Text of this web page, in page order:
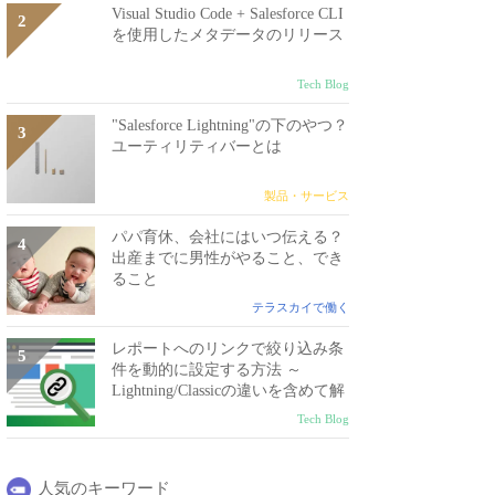
Visual Studio Code + Salesforce CLI
を使用したメタデータのリリース
Tech Blog
"Salesforce Lightning"の下のやつ？
ユーティリティバーとは
製品・サービス
パパ育休、会社にはいつ伝える？
出産までに男性がやること、でき
ること
テラスカイで働く
レポートへのリンクで絞り込み条
件を動的に設定する方法 ～
Lightning/Classicの違いを含めて解
Tech Blog
人気のキーワード